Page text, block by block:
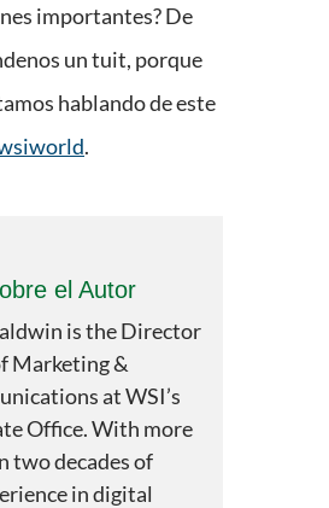
importantes? De
un tuit, porque
hablando de este
.
el Autor
is the Director
Marketing &
at WSI’s
Office. With more
two decades of
in digital